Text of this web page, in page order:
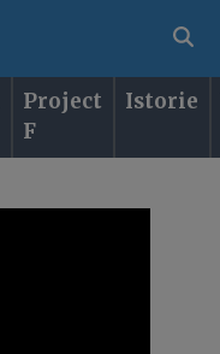
Project
F
Istorie